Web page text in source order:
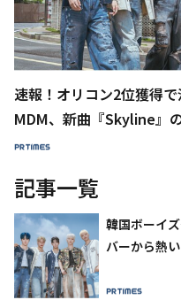
速報！オリコン2位獲得
MDM、新曲『Skyline』
来日シーズン中に初披露！
記事一覧
韓国ボーイ
バーから熱